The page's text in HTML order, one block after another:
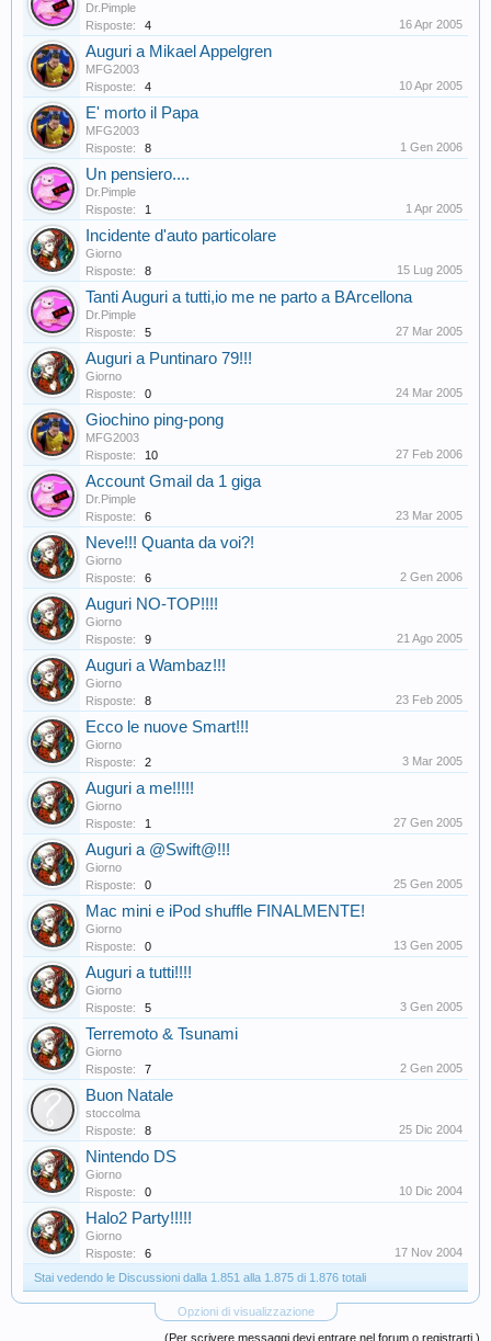
Dr.Pimple
Risposte:
4 16 Apr 2005
Auguri a Mikael Appelgren
MFG2003
Risposte:
4 10 Apr 2005
E' morto il Papa
MFG2003
Risposte:
8 1 Gen 2006
Un pensiero....
Dr.Pimple
Risposte:
1 1 Apr 2005
Incidente d'auto particolare
Giorno
Risposte:
8 15 Lug 2005
Tanti Auguri a tutti,io me ne parto a BArcellona
Dr.Pimple
Risposte:
5 27 Mar 2005
Auguri a Puntinaro 79!!!
Giorno
Risposte:
0 24 Mar 2005
Giochino ping-pong
MFG2003
Risposte:
10 27 Feb 2006
Account Gmail da 1 giga
Dr.Pimple
Risposte:
6 23 Mar 2005
Neve!!! Quanta da voi?!
Giorno
Risposte:
6 2 Gen 2006
Auguri NO-TOP!!!!
Giorno
Risposte:
9 21 Ago 2005
Auguri a Wambaz!!!
Giorno
Risposte:
8 23 Feb 2005
Ecco le nuove Smart!!!
Giorno
Risposte:
2 3 Mar 2005
Auguri a me!!!!!
Giorno
Risposte:
1 27 Gen 2005
Auguri a @Swift@!!!
Giorno
Risposte:
0 25 Gen 2005
Mac mini e iPod shuffle FINALMENTE!
Giorno
Risposte:
0 13 Gen 2005
Auguri a tutti!!!!
Giorno
Risposte:
5 3 Gen 2005
Terremoto & Tsunami
Giorno
Risposte:
7 2 Gen 2005
Buon Natale
stoccolma
Risposte:
8 25 Dic 2004
Nintendo DS
Giorno
Risposte:
0 10 Dic 2004
Halo2 Party!!!!!
Giorno
Risposte:
6
17 Nov 2004
Stai vedendo le Discussioni dalla 1.851 alla 1.875 di 1.876 totali
Opzioni di visualizzazione
(Per scrivere messaggi devi entrare nel forum o registrarti.)